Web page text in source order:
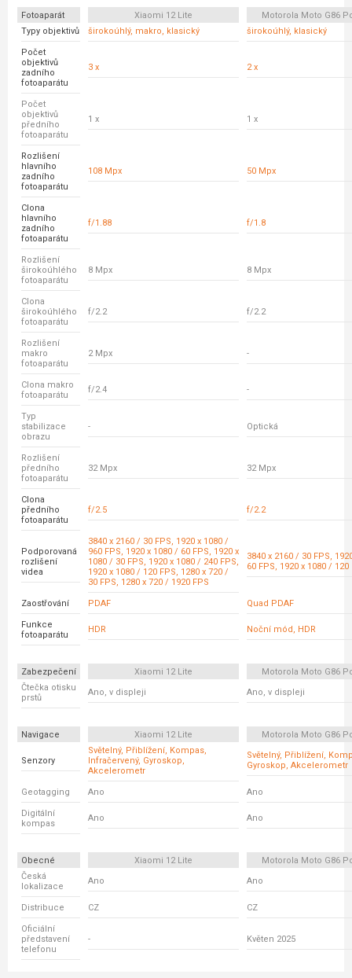
Fotoaparát Xiaomi 12 Lite
Motorola Moto G86
Typy objektivů
širokoúhlý, makro, klasický širokoúhlý, klasický
Počet
objektivů
zadního
fotoaparátu
3 x 2 x
Počet
objektivů
předního
fotoaparátu
1 x 1 x
Rozlišení
hlavního
zadního
fotoaparátu
108 Mpx 50 Mpx
Clona
hlavního
zadního
fotoaparátu
f/1.88 f/1.8
Rozlišení
širokoúhlého
fotoaparátu
8 Mpx 8 Mpx
Clona
širokoúhlého
fotoaparátu
f/2.2 f/2.2
Rozlišení
makro
fotoaparátu
2 Mpx -
Clona makro
fotoaparátu
f/2.4 -
Typ
stabilizace
obrazu
- Optická
Rozlišení
předního
fotoaparátu
32 Mpx 32 Mpx
Clona
předního
fotoaparátu
f/2.5 f/2.2
Podporovaná
rozlišení
videa
3840 x 2160 / 30 FPS, 1920 x 1080 /
960 FPS, 1920 x 1080 / 60 FPS, 1920 x
1080 / 30 FPS, 1920 x 1080 / 240 FPS,
1920 x 1080 / 120 FPS, 1280 x 720 /
30 FPS, 1280 x 720 / 1920 FPS
3840 x 2160 / 30 FPS,
60 FPS, 1920 x 1080 / 120
Zaostřování PDAF Quad PDAF
Funkce
fotoaparátu
HDR Noční mód, HDR
Zabezpečení Xiaomi 12 Lite
Motorola Moto G86
Čtečka otisku
prstů
Ano, v displeji Ano, v displeji
Navigace Xiaomi 12 Lite Motorola Moto G86
Senzory
Světelný, Přiblížení, Kompas,
Infračervený, Gyroskop,
Akcelerometr
Světelný, Přiblížení,
Gyroskop, Akcelerometr
Geotagging Ano Ano
Digitální
kompas
Ano Ano
Obecné Xiaomi 12 Lite
Motorola Moto G86
Česká
lokalizace
Ano Ano
Distribuce CZ CZ
Oficiální
představení
telefonu
- Květen 2025